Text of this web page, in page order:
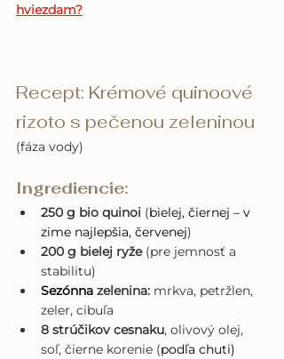
hviezdam?
Recept: Krémové quinoové
rizoto s pečenou zeleninou
(fáza vody)
Ingrediencie:
250 g bio quinoi (bielej, čiernej – v
zime najlepšia, červenej)
200 g bielej ryže (pre jemnosť a
stabilitu)
Sezónna zelenina: mrkva, petržlen,
zeler, cibuľa
8 strúčikov cesnaku, olivový olej,
soľ, čierne korenie (podľa chuti)